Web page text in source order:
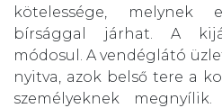
kötelessége, melynek
bírsággal járhat. A
módosul. A vendéglátó
nyitva, azok belső tere a
személyeknek megnyílik.